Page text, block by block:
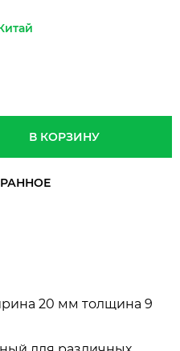
В КОРЗИНУ
20 мм толщина 9